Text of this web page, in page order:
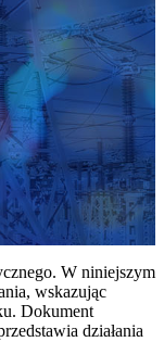
W niniejszym
wskazując
Dokument
działania